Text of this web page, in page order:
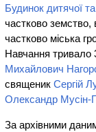
Будинок дитячої
частково земство,
частково міська
Навчання
Михайлович
священик Сергій
Олександр Мусін-
За архівними